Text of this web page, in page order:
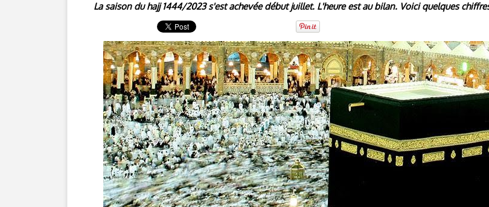
La saison du hajj 1444/2023 s'est achevée début juillet. L'heure est au bilan. Voici quelques